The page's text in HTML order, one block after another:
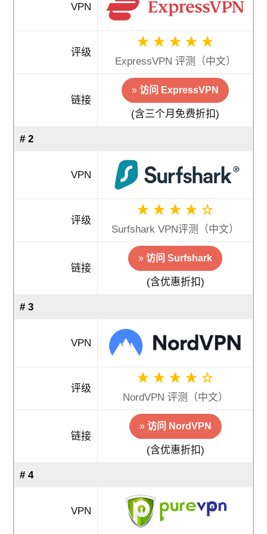
VPN
评级
ExpressVPN 评测（中文）
链接
» 访问 ExpressVPN
(含三个月免费折扣)
# 2
VPN
评级
Surfshark VPN评测（中文）
链接
» 访问 Surfshark
(含优惠折扣)
# 3
VPN
评级
NordVPN 评测（中文）
链接
» 访问 NordVPN
(含优惠折扣)
# 4
VPN